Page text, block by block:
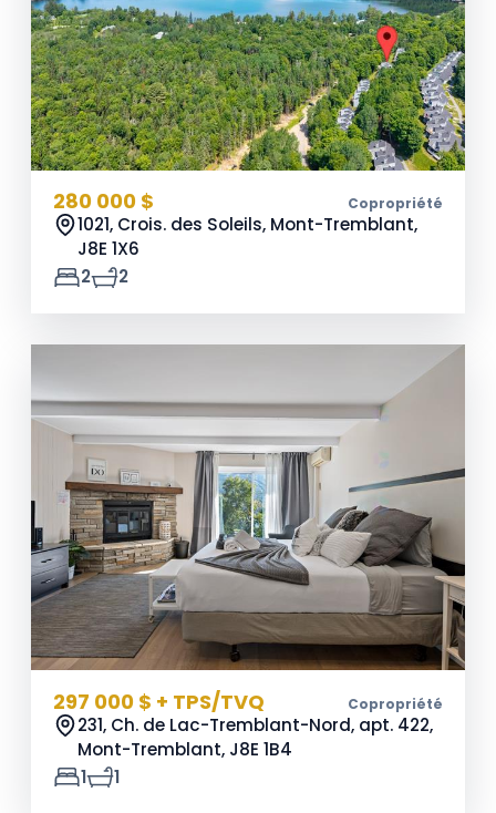
280 000 $ Copropriété
1021, Crois. des Soleils, Mont-Tremblant,
J8E 1X6
2
2
297 000 $ + TPS/TVQ Copropriété
231, Ch. de Lac-Tremblant-Nord, apt. 422,
Mont-Tremblant, J8E 1B4
1
1